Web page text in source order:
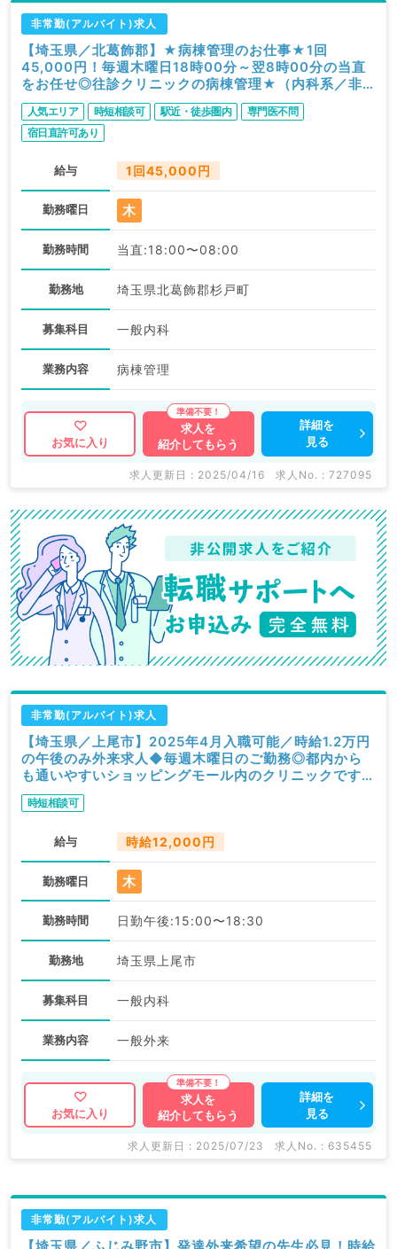
非常勤(アルバイト)求人
【埼玉県／北葛飾郡】★病棟管理のお仕事★1回
45,000円！毎週木曜日18時00分～翌8時00分の当直
をお任せ◎往診クリニックの病棟管理★（内科系／非
常勤）
人気エリア 時短相談可 駅近・徒歩圏内
専門医不問
宿日直許可あり
給与 1回45,000円
勤務曜日 木
勤務時間 当直:18:00〜08:00
勤務地 埼玉県北葛飾郡杉戸町
募集科目 一般内科
業務内容 病棟管理
お気に入り
求人を
紹介してもらう
詳細を
見る
求人更新日 : 2025/04/16 求人No. : 727095
非常勤(アルバイト)求人
【埼玉県／上尾市】2025年4月入職可能／時給1.2万円
の午後のみ外来求人◆毎週木曜日のご勤務◎都内から
も通いやすいショッピングモール内のクリニックです
（内科系／非常勤）
時短相談可
給与 時給12,000円
勤務曜日 木
勤務時間 日勤午後:15:00〜18:30
勤務地 埼玉県上尾市
募集科目 一般内科
業務内容 一般外来
お気に入り
求人を
紹介してもらう
詳細を
見る
求人更新日 : 2025/07/23 求人No. : 635455
非常勤(アルバイト)求人